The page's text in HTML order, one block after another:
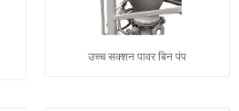
उच्च सक्शन पावर बिन पंप